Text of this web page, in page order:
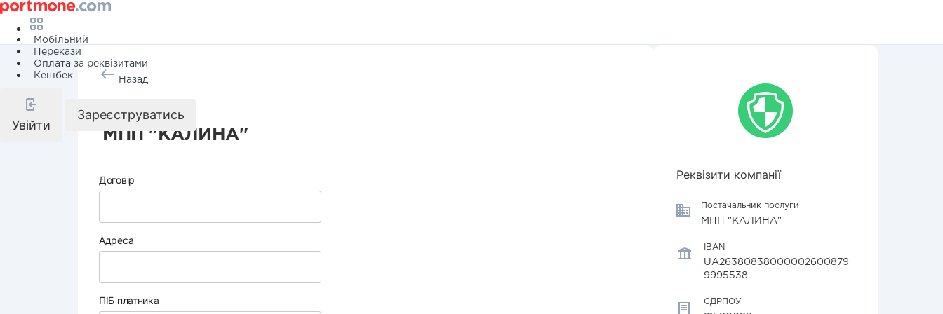
Мобільний
Перекази
Оплата за реквізитами
Кешбек
Увійти
Зареєструватись
Назад
МПП "КАЛИНА"
Договір
Адреса
ПІБ платника
Реквізити компанії
Постачальник послуги
МПП "КАЛИНА"
IBAN
UA26380838000002600879
9995538
ЄДРПОУ